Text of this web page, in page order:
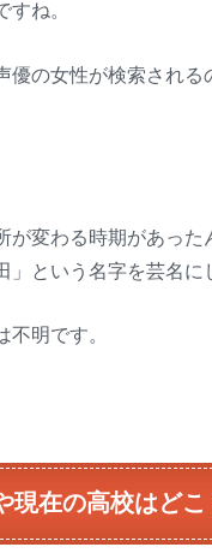
すね。
優の女性が検索され
が変わる時期があっ
という名字を芸名に
不明です。
現在の高校はどこ